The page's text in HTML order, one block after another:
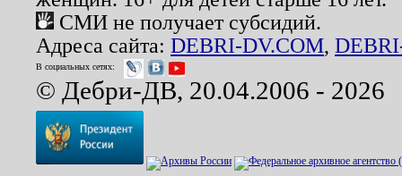
СМИ не получает субсидий.
Адреса сайта: DEBRI-DV.COM,
В социальных сетях:
© Дебри-ДВ, 20.04.2006 - 2026